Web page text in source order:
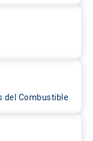
del Combustible